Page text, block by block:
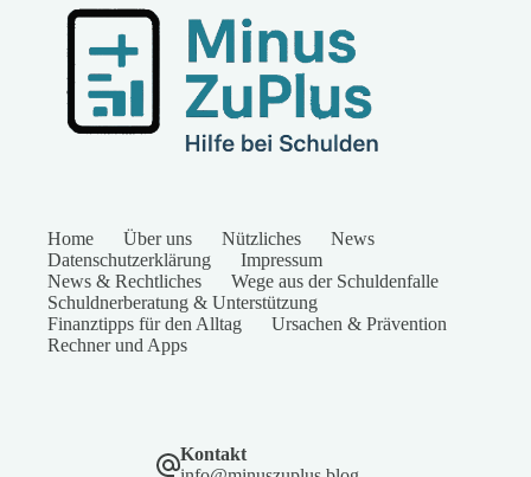
Home Über uns Nützliches
News
Datenschutzerklärung
Impressum
News & Rechtliches
Wege aus der Schuldenfalle
Schuldnerberatung & Unterstützung
Finanztipps für den Alltag
Ursachen & Prävention
Rechner und Apps
Kontakt